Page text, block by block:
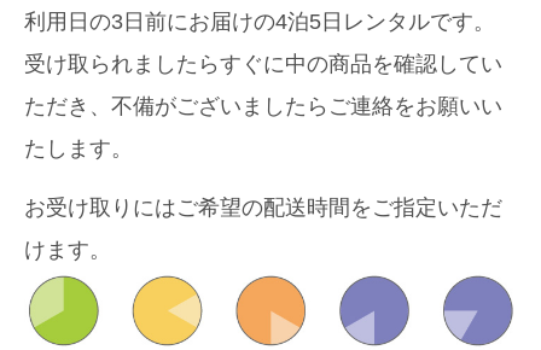
利用日の3日前にお届けの4泊5日レンタルです。
受け取られましたらすぐに中の商品を確認してい
ただき、不備がございましたらご連絡をお願いい
たします。
お受け取りにはご希望の配送時間をご指定いただ
けます。